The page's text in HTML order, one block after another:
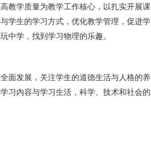
教学质量为教学工作核心，以扎实开展课
学生的学习方式，优化教学管理，促进学
中学，找到学习物理的乐趣。
面发展，关注学生的道德生活与人格的养
习内容与学习生活，科学、技术和社会的